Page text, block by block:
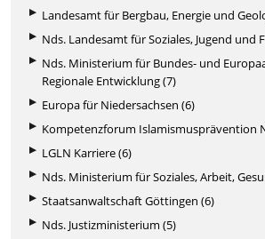
Landesamt für Bergbau, Energie und
Nds. Landesamt für Soziales, Jugend und
Nds. Ministerium für Bundes- und
Regionale Entwicklung (7)
Europa für Niedersachsen (6)
Kompetenzforum Islamismusprävention
LGLN Karriere (6)
Nds. Ministerium für Soziales, Arbeit,
Staatsanwaltschaft Göttingen (6)
Nds. Justizministerium (5)